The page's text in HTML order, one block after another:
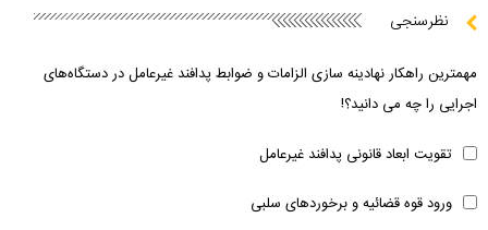
نظرسنجی
مهمترین راهکار نهادینه سازی الزامات و ضوابط پدافند غیرعامل در دستگاه‌های
اجرایی را چه می دانید؟!
تقویت ابعاد قانونی پدافند غیرعامل
ورود قوه قضائیه و برخوردهای سلبی